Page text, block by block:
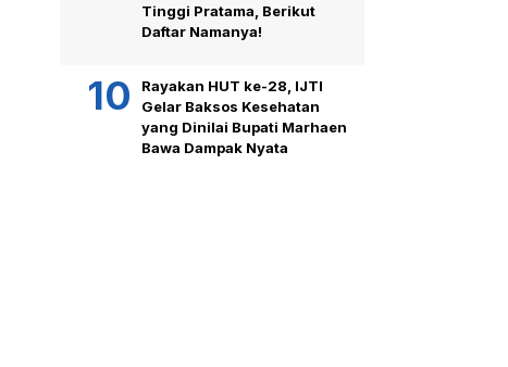
Tinggi Pratama, Berikut
Daftar Namanya!
Rayakan HUT ke-28, IJTI
Gelar Baksos Kesehatan
yang Dinilai Bupati Marhaen
Bawa Dampak Nyata